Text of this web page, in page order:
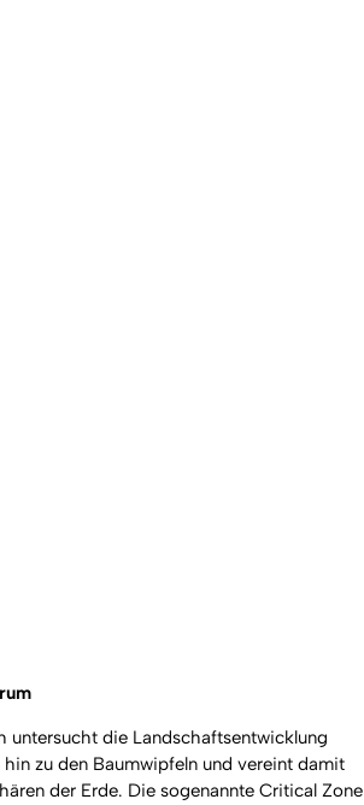
untersucht die Landschaftsentwicklung
zu den Baumwipfeln und vereint damit
der Erde. Die sogenannte Critical Zone